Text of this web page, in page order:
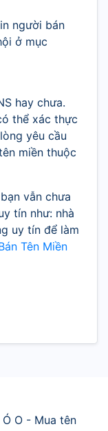
người bán
ở mục
hay chưa.
thể xác thực
yêu cầu
miền thuộc
vẫn chưa
tín như: nhà
uy tín để làm
Tên Miền
O - Mua tên